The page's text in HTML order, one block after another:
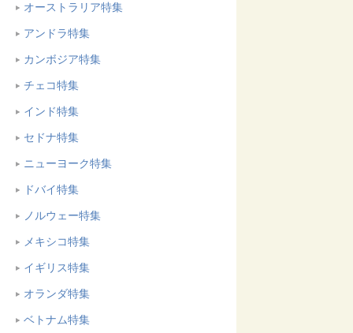
オーストラリア特集
アンドラ特集
カンボジア特集
チェコ特集
インド特集
セドナ特集
ニューヨーク特集
ドバイ特集
ノルウェー特集
メキシコ特集
イギリス特集
オランダ特集
ベトナム特集